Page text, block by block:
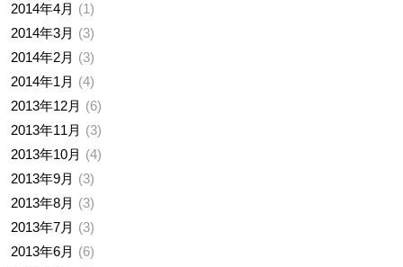
2014年4月
1
2014年3月
3
2014年2月
3
2014年1月
4
2013年12月
6
2013年11月
3
2013年10月
4
2013年9月
3
2013年8月
3
2013年7月
3
2013年6月
6